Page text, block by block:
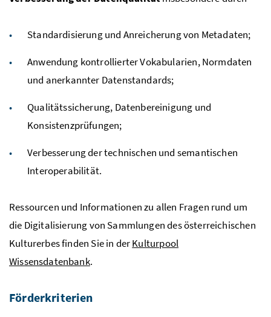
Standardisierung und Anreicherung von Metadaten;
Anwendung kontrollierter Vokabularien, Normdaten
und anerkannter Datenstandards;
Qualitätssicherung, Datenbereinigung und
Konsistenzprüfungen;
Verbesserung der technischen und semantischen
Interoperabilität.
Ressourcen und Informationen zu allen Fragen rund um
die Digitalisierung von Sammlungen des österreichischen
Kulturerbes finden Sie in derKulturpool
Wissensdatenbank.
Förderkriterien